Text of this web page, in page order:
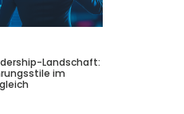
Landschaft:
im